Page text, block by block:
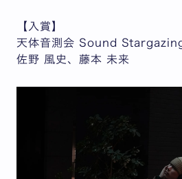
【入賞】
天体音測会 Sound
佐野 風史、藤本 未来